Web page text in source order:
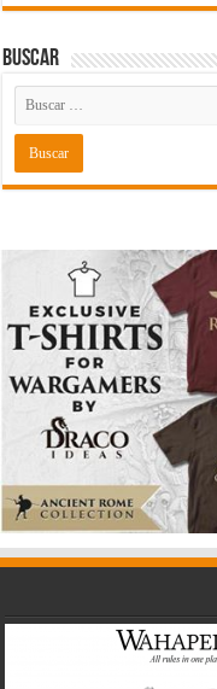
Buscar